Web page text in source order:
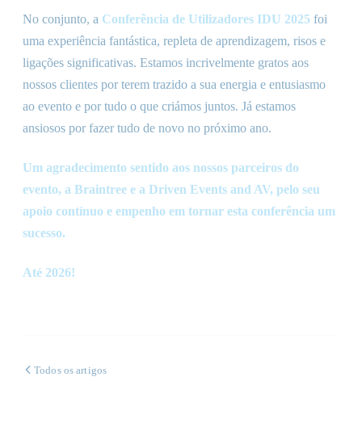
No conjunto, a Conferência de Utilizadores IDU 2025 foi
uma experiência fantástica, repleta de aprendizagem, risos e
ligações significativas. Estamos incrivelmente gratos aos
nossos clientes por terem trazido a sua energia e entusiasmo
ao evento e por tudo o que criámos juntos. Já estamos
ansiosos por fazer tudo de novo no próximo ano.
Um agradecimento sentido aos nossos parceiros do
evento, a Braintree e a Driven Events and AV, pelo seu
apoio contínuo e empenho em tornar esta conferência um
sucesso.
Até 2026!
Todos os artigos